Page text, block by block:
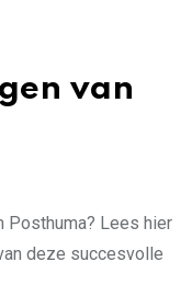
van
Posthuma? Lees hier
deze succesvolle